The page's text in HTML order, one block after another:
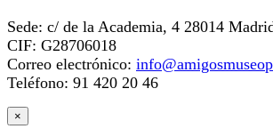
Sede: c/ de la Academia, 4 28014
CIF: G28706018
Correo electrónico:
Teléfono: 91 420 20 46
×